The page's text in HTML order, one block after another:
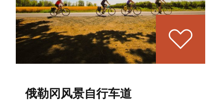
俄勒冈风景自行车道